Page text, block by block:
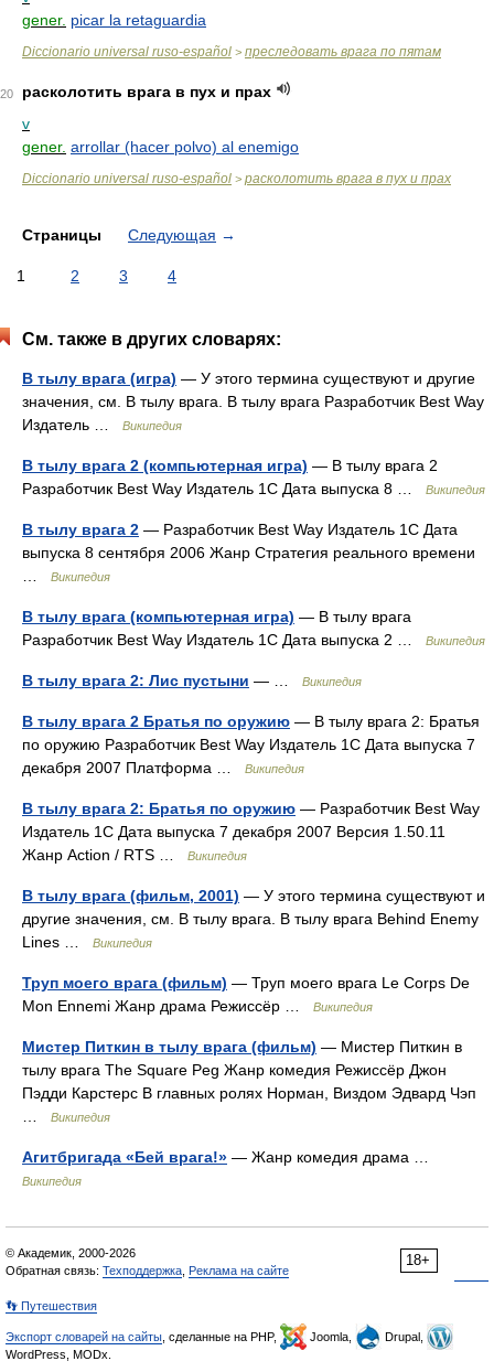
gener. picar la retaguardia
Diccionario universal ruso-español > преследовать врага по пятам
20
расколотить врага в пух и прах
v
gener. arrollar (hacer polvo) al enemigo
Diccionario universal ruso-español > расколотить врага в пух и прах
Страницы Следующая →
1 2 3 4
См. также в других словарях:
В тылу врага (игра) — У этого термина существуют и другие
значения, см. В тылу врага. В тылу врага Разработчик Best Way
Издатель …
Википедия
В тылу врага 2 (компьютерная игра) — В тылу врага 2
Разработчик Best Way Издатель 1С Дата выпуска 8 …
Википедия
В тылу врага 2 — Разработчик Best Way Издатель 1С Дата
выпуска 8 сентября 2006 Жанр Стратегия реального времени
Википедия
В тылу врага (компьютерная игра) — В тылу врага
Разработчик Best Way Издатель 1С Дата выпуска 2 …
Википедия
В тылу врага 2: Лис пустыни — … Википедия
В тылу врага 2 Братья по оружию — В тылу врага 2: Братья
по оружию Разработчик Best Way Издатель 1C Дата выпуска 7
декабря 2007 Платформа …
Википедия
В тылу врага 2: Братья по оружию — Разработчик Best Way
Издатель 1C Дата выпуска 7 декабря 2007 Версия 1.50.11
Жанр Action / RTS …
Википедия
В тылу врага (фильм, 2001) — У этого термина существуют и
другие значения, см. В тылу врага. В тылу врага Behind Enemy
Lines …
Википедия
Труп моего врага (фильм) — Труп моего врага Le Corps De
Mon Ennemi Жанр драма Режиссёр …
Википедия
Мистер Питкин в тылу врага (фильм) — Мистер Питкин в
тылу врага The Square Peg Жанр комедия Режиссёр Джон
Пэдди Карстерс В главных ролях Норман, Виздом Эдвард Чэп
Википедия
Агитбригада «Бей врага!» — Жанр комедия драма …
Википедия
18+
© Академик, 2000-2026
Обратная связь: Техподдержка Реклама на сайте
👣 Путешествия
Экспорт словарей на сайты , сделанные на PHP, Joomla,
Drupal,
WordPress, MODx.